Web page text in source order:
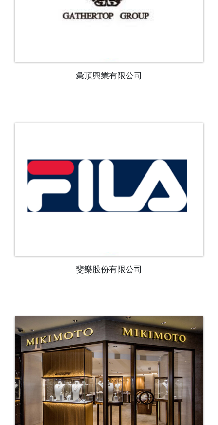
彙頂興業有限公司
斐樂股份有限公司